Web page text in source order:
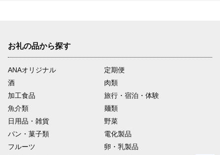
お礼の品から探す
ANAオリジナル
定期便
酒
肉類
加工食品
旅行・宿泊・体験
魚介類
麺類
日用品・雑貨
野菜
パン・菓子類
電化製品
フルーツ
卵・乳製品